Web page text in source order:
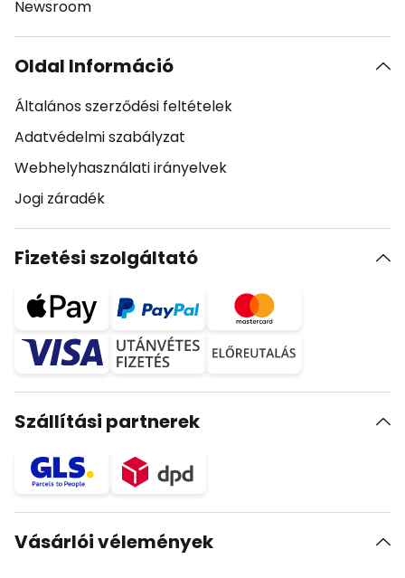
Newsroom
Oldal Információ
Általános szerződési feltételek
Adatvédelmi szabályzat
Webhelyhasználati irányelvek
Jogi záradék
Fizetési szolgáltató
Szállítási partnerek
Vásárlói vélemények